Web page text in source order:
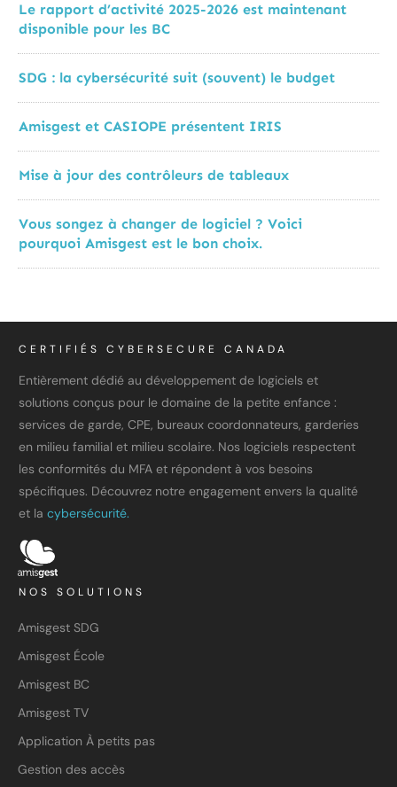
Le rapport d’activité 2025-2026 est maintenant
disponible pour les BC
SDG : la cybersécurité suit (souvent) le budget
Amisgest et CASIOPE présentent IRIS
Mise à jour des contrôleurs de tableaux
Vous songez à changer de logiciel ? Voici
pourquoi Amisgest est le bon choix.
CERTIFIÉS CYBERSECURE CANADA
Entièrement dédié au développement de logiciels et
solutions conçus pour le domaine de la petite enfance :
services de garde, CPE, bureaux coordonnateurs, garderies
en milieu familial et milieu scolaire. Nos logiciels respectent
les conformités du MFA et répondent à vos besoins
spécifiques. Découvrez notre engagement envers la qualité
et la cybersécurité.
NOS SOLUTIONS
Amisgest SDG
Amisgest École
Amisgest BC
Amisgest TV
Application À petits pas
Gestion des accès